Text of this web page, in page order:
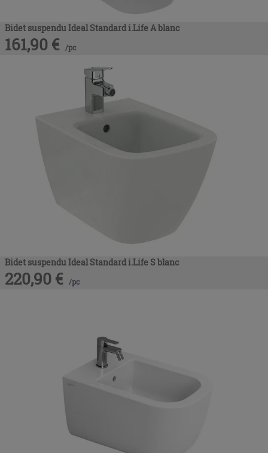
Bidet suspendu Ideal Standard i.Life A blanc
161,90 € /pc
Bidet suspendu Ideal Standard i.Life S blanc
220,90 € /pc